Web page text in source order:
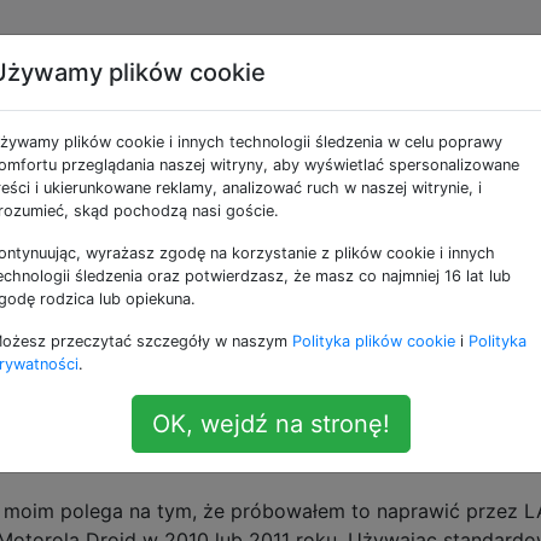
- sześć wersji
później
wcześniej, ale dosłownie żadne z rozwiązań nigdy
przez trzy telefony i sześć iteracji Androida, wiele
klawiatur i problem po prostu nie zostanie naprawiony.
pytanie:
słowo „nie” jako „Nie” i zapisałem je jako
„nie”, automatycznie poprawia się na „Nie”, z dużą
polega na tym, że próbowałem to naprawić przez
plików cookie
plików cookie i innych technologii śledzenia w celu poprawy
przeglądania naszej witryny, aby wyświetlać spersonalizowane
i ukierunkowane reklamy, analizować ruch w naszej witrynie, i
skąd pochodzą nasi goście.
wyrażasz zgodę na korzystanie z plików cookie i innych
śledzenia oraz potwierdzasz, że masz co najmniej 16 lat lub
rodzica lub opiekuna.
przeczytać szczegóły w naszym Polityka plików cookie i Polityka
.
OK, wejdź na stronę!